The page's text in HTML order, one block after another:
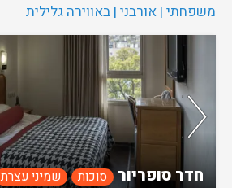
משפחתי | אורבני | באווירה גלילית
חדר סופריור סוכות שמיני עצרת
הוטלס
הפעילות